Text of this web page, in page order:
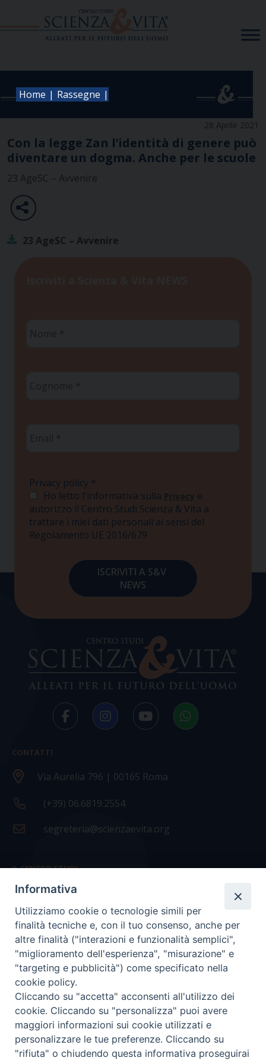
Home | Rassegne |
28 Aprile 2021
Con la legge Zan l’identità di genere può
diventare un dogma. Anche per le scuole
23 AgeSC – Avvenire
23 AgeSC – Avvenire
Privacy policy *
Ho letto l'informativa sulla Privacy e
autorizzo il Centro Studi Scienza & Vita a
trattare i miei dati personali ai sensi del
Regolamento UE 2016/679
CONTATTI
Via Aurelia 796 | 00165 Roma
(+39) 06.6819.2554
segreteria@scienzaevita.org
IL CENTRO STUDI
La nostra storia
Statuto
Presidenza e ufficio presidenza
Consiglio scientifico
Coordinamento nazionale
COPYRIGHT Scienza & Vita - C.F96600690588- Tutti i
Informativa
Utilizziamo cookie o tecnologie simili per
finalità tecniche e, con il tuo consenso, anche per
altre finalità ("interazioni e funzionalità semplici",
"miglioramento dell'esperienza", "misurazione" e
"targeting e pubblicità") come specificato nella
cookie policy.
Cliccando su "accetta" acconsenti all'utilizzo dei
cookie. Cliccando su "personalizza" puoi avere
maggiori informazioni sui cookie utilizzati e
personalizzare le tue preferenze. Cliccando su
"rifiuta" o chiudendo questa informativa proseguirai